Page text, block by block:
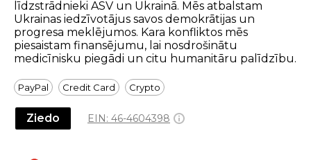
līdzstrādnieki ASV un Ukrainā. Mēs atbalstam
Ukrainas iedzīvotājus savos demokrātijas un
progresa meklējumos. Kara konfliktos mēs
piesaistam finansējumu, lai nosdrošinātu
medicīnisku piegādi un citu humanitāru palīdzību.
PayPal Credit Card Crypto
Ziedo EIN: 46-4604398